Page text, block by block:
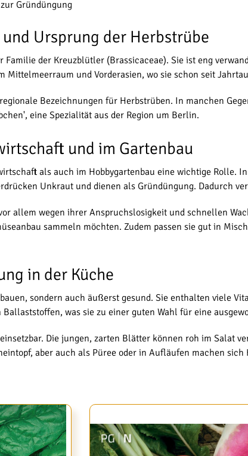
Gründüngung
Ursprung der Herbstrübe
Familie der Kreuzblütler (Brassicaceae). Sie ist eng
Mittelmeerraum und Vorderasien, wo sie schon seit
Bezeichnungen für Herbstrüben. In manchen
eine Spezialität aus der Region um Berlin.
und im Gartenbau
als auch im Hobbygartenbau eine wichtige Rolle.
Unkraut und dienen als Gründüngung. Dadurch
allem wegen ihrer Anspruchslosigkeit und schnellen
sammeln möchten. Zudem passen sie gut in
in der Küche
sondern auch äußerst gesund. Sie enthalten viele
was sie zu einer guten Wahl für eine
Die jungen, zarten Blätter können roh im Salat
aber auch als Püree oder in Aufläufen machen